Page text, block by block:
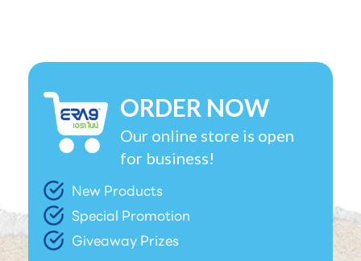
ORDER NOW
Our online store is open
for business!
New Products
Special Promotion
Giveaway Prizes